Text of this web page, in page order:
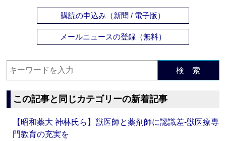
購読の申込み（新聞 / 電子版）
メールニュースの登録（無料）
検 索
この記事と同じカテゴリーの新着記事
【昭和薬大 神林氏ら】獣医師と薬剤師に認識差‐獣医療専
門教育の充実を